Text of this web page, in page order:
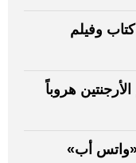
وفيلم
هروباً
أب»